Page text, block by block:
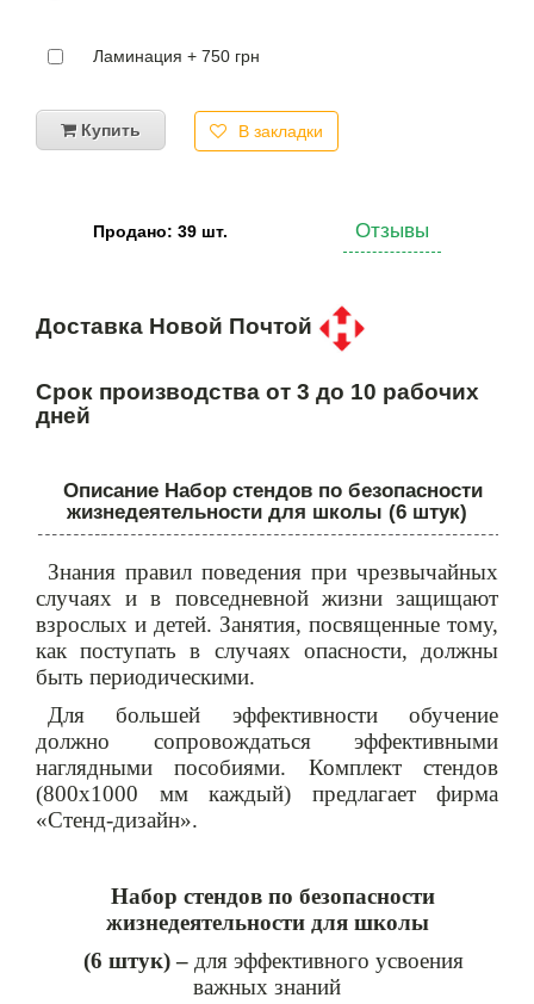
Ламинация + 750 грн
Купить В закладки
Продано: 39 шт. Отзывы
Доставка Новой Почтой
Срок производства от 3 до 10 рабочих
дней
Описание Набор стендов по безопасности
жизнедеятельности для школы (6 штук)
Знания правил поведения при чрезвычайных
случаях и в повседневной жизни защищают
взрослых и детей. Занятия, посвященные тому,
как поступать в случаях опасности, должны
быть периодическими.
Для большей эффективности обучение
должно сопровождаться эффективными
наглядными пособиями. Комплект стендов
(800х1000 мм каждый) предлагает фирма
«Стенд-дизайн».
Набор стендов по безопасности
жизнедеятельности для школы
(6 штук)– для эффективного усвоения
важных знаний